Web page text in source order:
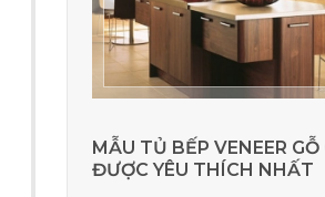
MẪU TỦ BẾP VENEER
ĐƯỢC YÊU THÍCH NHẤT